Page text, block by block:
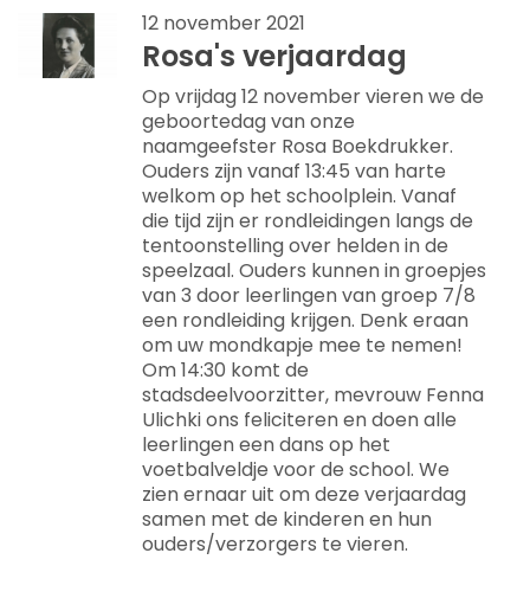
12 november 2021
Rosa's verjaardag
Op vrijdag 12 november vieren we de
geboortedag van onze
naamgeefster Rosa Boekdrukker.
Ouders zijn vanaf 13:45 van harte
welkom op het schoolplein. Vanaf
die tijd zijn er rondleidingen langs de
tentoonstelling over helden in de
speelzaal. Ouders kunnen in groepjes
van 3 door leerlingen van groep 7/8
een rondleiding krijgen. Denk eraan
om uw mondkapje mee te nemen!
Om 14:30 komt de
stadsdeelvoorzitter, mevrouw Fenna
Ulichki ons feliciteren en doen alle
leerlingen een dans op het
voetbalveldje voor de school. We
zien ernaar uit om deze verjaardag
samen met de kinderen en hun
ouders/verzorgers te vieren.